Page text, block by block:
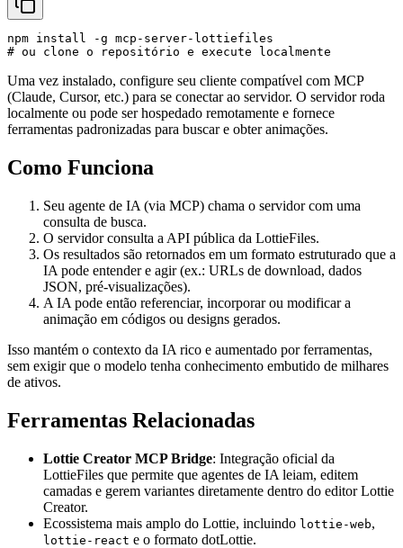
npm install -g mcp-server-lottiefiles
Uma vez instalado, configure seu cliente compatível com MCP
(Claude, Cursor, etc.) para se conectar ao servidor. O servidor roda
localmente ou pode ser hospedado remotamente e fornece
ferramentas padronizadas para buscar e obter animações.
Como Funciona
Seu agente de IA (via MCP) chama o servidor com uma
consulta de busca.
O servidor consulta a API pública da LottieFiles.
Os resultados são retornados em um formato estruturado que a
IA pode entender e agir (ex.: URLs de download, dados
JSON, pré-visualizações).
A IA pode então referenciar, incorporar ou modificar a
animação em códigos ou designs gerados.
Isso mantém o contexto da IA rico e aumentado por ferramentas,
sem exigir que o modelo tenha conhecimento embutido de milhares
de ativos.
Ferramentas Relacionadas
Lottie Creator MCP Bridge: Integração oficial da
LottieFiles que permite que agentes de IA leiam, editem
camadas e gerem variantes diretamente dentro do editor Lottie
Creator.
Ecossistema mais amplo do Lottie, incluindo lottie-web,
lottie-react e o formato dotLottie.